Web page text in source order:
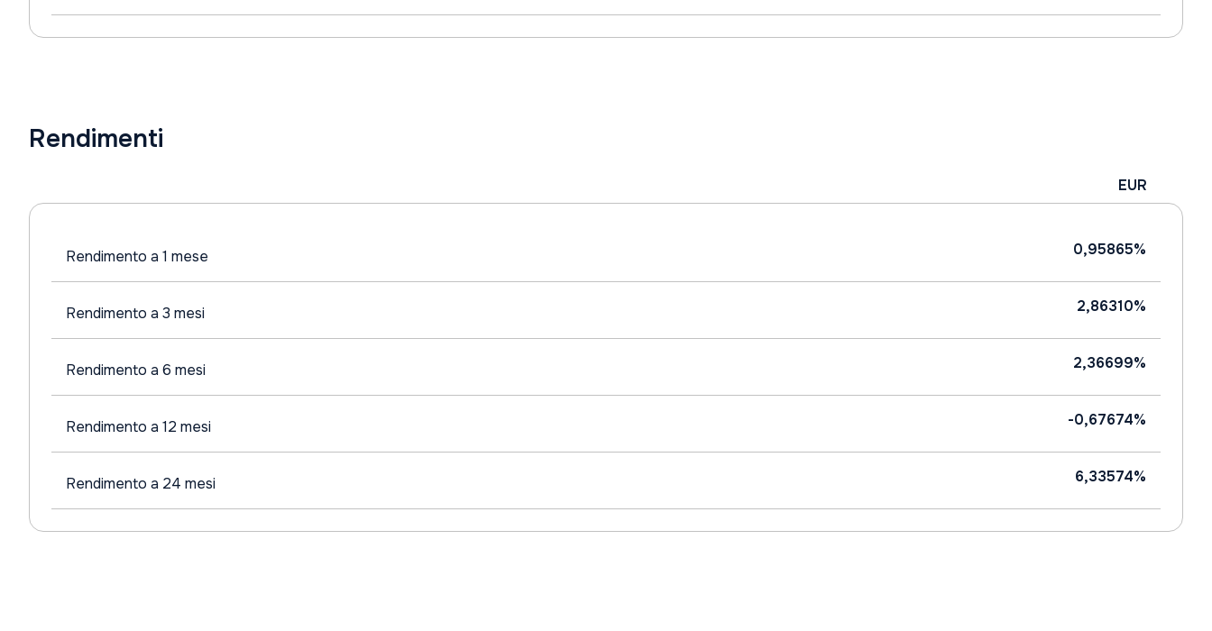
Rendimenti
EUR
Rendimento a 1 mese 0,95865%
Rendimento a 3 mesi 2,86310%
Rendimento a 6 mesi 2,36699%
Rendimento a 12 mesi -0,67674%
Rendimento a 24 mesi 6,33574%